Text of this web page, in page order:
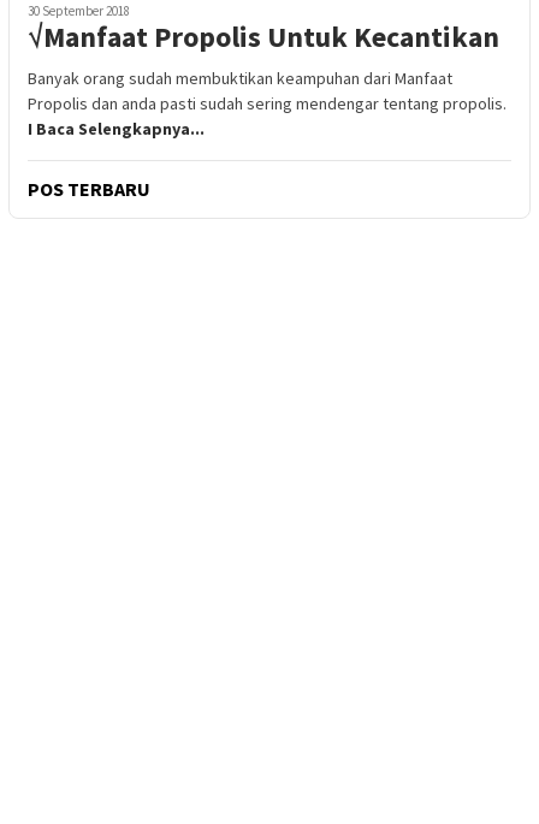
30 September 2018
√Manfaat Propolis Untuk Kecantikan
Banyak orang sudah membuktikan keampuhan dari Manfaat
Propolis dan anda pasti sudah sering mendengar tentang propolis.
I Baca Selengkapnya...
POS TERBARU